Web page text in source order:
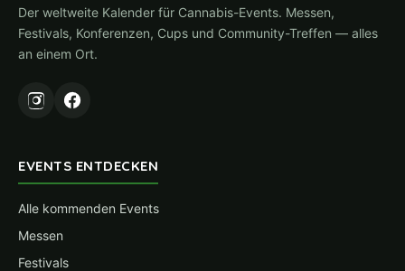
Der weltweite Kalender für Cannabis-Events. Messen,
Festivals, Konferenzen, Cups und Community-Treffen — alles
an einem Ort.
EVENTS ENTDECKEN
Alle kommenden Events
Messen
Festivals